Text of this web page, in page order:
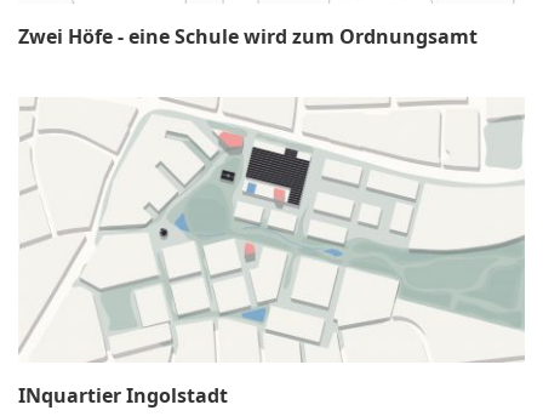
Zwei Höfe - eine Schule wird zum Ordnungsamt
INquartier Ingolstadt